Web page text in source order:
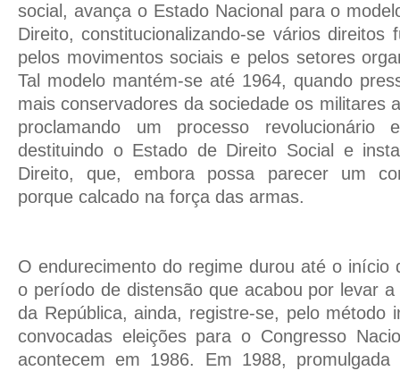
social, avança o Estado Nacional para o
Direito, constitucionalizando-se vários direitos
pelos movimentos sociais e pelos setores
Tal modelo mantém-se até 1964, quando
mais conservadores da sociedade os militares
proclamando um processo
destituindo o Estado de Direito Social e
Direito, que, embora possa parecer um
porque calcado na força das armas.
O endurecimento do regime durou até o início
o período de distensão que acabou por levar
da República, ainda, registre-se, pelo método
convocadas eleições para o Congresso
acontecem em 1986. Em 1988, promulgada